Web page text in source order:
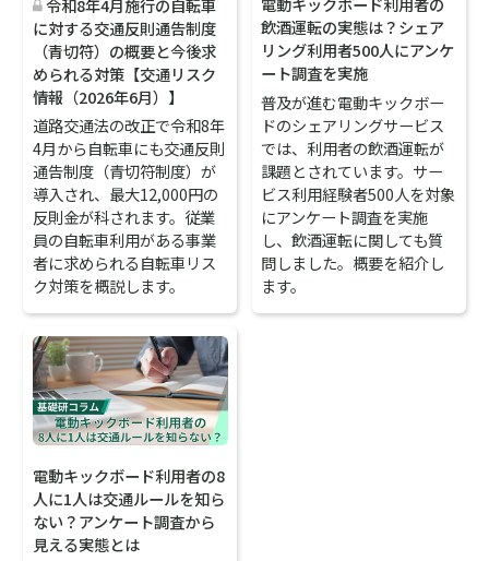
に対する交通反則通告制度
（青切符）の概要と今後求
められる対策【交通リスク
情報（2026年6月）】
道路交通法の改正で令和8年
4月から自転車にも交通反則
通告制度（青切符制度）が
導入され、最大12,000円の
反則金が科されます。従業
員の自転車利用がある事業
者に求められる自転車リス
ク対策を概説します。
飲酒運転の実態は？シェア
リング利用者500人にアンケ
ート調査を実施
普及が進む電動キックボー
ドのシェアリングサービス
では、利用者の飲酒運転が
課題とされています。サー
ビス利用経験者500人を対象
にアンケート調査を実施
し、飲酒運転に関しても質
問しました。概要を紹介し
ます。
電動キックボード利用者の8
人に1人は交通ルールを知ら
ない？アンケート調査から
見える実態とは